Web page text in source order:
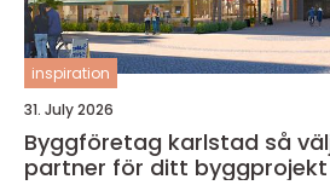
inspiration
31. July 2026
Byggföretag karlstad så väljer du rätt
partner för ditt byggprojekt